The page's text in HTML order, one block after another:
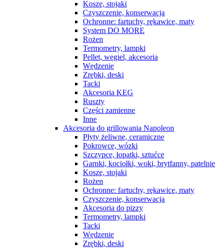
Kosze, stojaki
Czyszczenie, konserwacja
Ochronne: fartuchy, rękawice, maty
System DO MORE
Rożen
Termometry, lampki
Pellet, węgiel, akcesoria
Wędzenie
Zrębki, deski
Tacki
Akcesoria KEG
Ruszty
Części zamienne
Inne
Akcesoria do grillowania Napoleon
Płyty żeliwne, ceramiczne
Pokrowce, wózki
Szczypce, łopatki, sztućce
Garnki, kociołki, woki, brytfanny, patelnie
Kosze, stojaki
Rożen
Ochronne: fartuchy, rękawice, maty
Czyszczenie, konserwacja
Akcesoria do pizzy
Termometry, lampki
Tacki
Wędzenie
Zrębki, deski